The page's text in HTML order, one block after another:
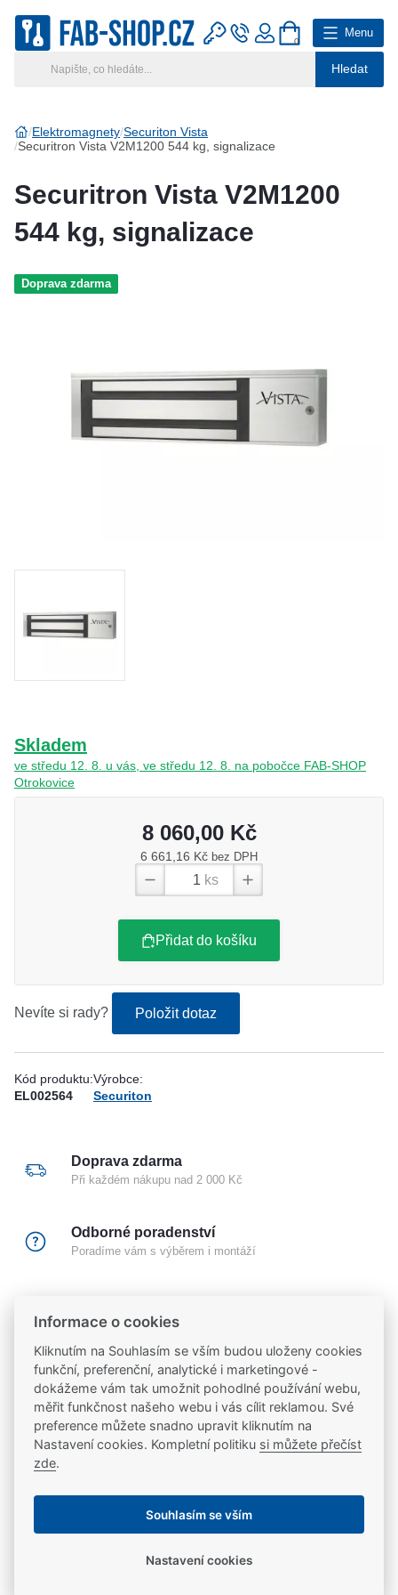
Hledat
0
Menu
Hlavní kategorie
Klíčové systémy
Rady a tipy
Katalog
Elektromagnety Securiton Vista
Securitron Vista V2M1200 544 kg, signalizace
Securitron Vista V2M1200
544 kg, signalizace
Doprava zdarma
Skladem
ve středu 12. 8. u vás, ve středu 12. 8. na pobočce FAB-SHOP
Otrokovice
8 060,00 Kč
6 661,16 Kč bez DPH
ks
Přidat do košíku
Nevíte si rady? Položit dotaz
Kód produktu:
EL002564
Výrobce:
Securiton
Doprava zdarma
Při každém nákupu nad 2 000 Kč
Odborné poradenství
Poradíme vám s výběrem i montáží
Partneři značekFAB,
20 let na trhu
Poradíme vám, máme 20 let zkušeností
Popis
Přídržný elektromagnet Securitron Vista® V2M1200
544 kg interiérový Použití Interiérový elektromagnet s
přídržnou silou 272 kg. Tělo elektromagnetu vyrobené
Informace o cookies
Kliknutím na Souhlasím se vším budou uloženy cookies
funkční, preferenční, analytické i marketingové -
dokážeme vám tak umožnit pohodlné používání webu,
měřit funkčnost našeho webu i vás cílit reklamou. Své
preference můžete snadno upravit kliknutím na
Nastavení cookies. Kompletní politiku si můžete přečíst
zde.
Souhlasím se vším
Nastavení cookies